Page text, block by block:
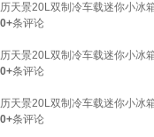
历天景20L双制冷车载迷你小冰
0+条评论
历天景20L双制冷车载迷你小冰
0+条评论
历天景20L双制冷车载迷你小冰
0+条评论